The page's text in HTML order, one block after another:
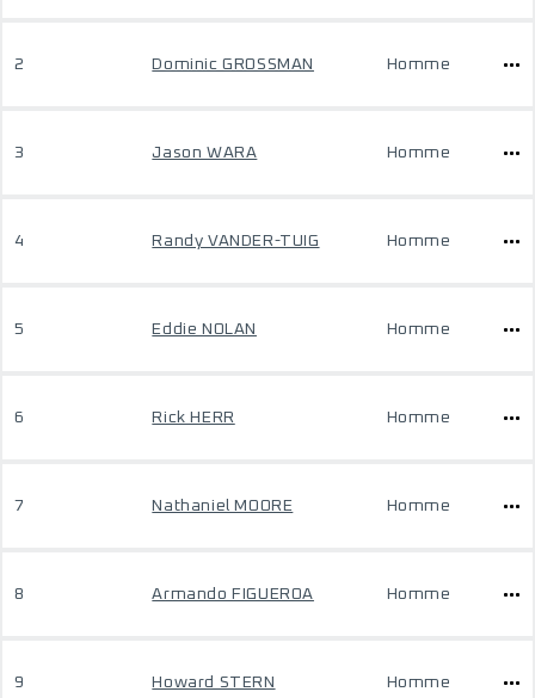
2 Dominic GROSSMAN Homme
3 Jason WARA Homme
4 Randy VANDER-TUIG Homme
5 Eddie NOLAN Homme
6 Rick HERR Homme
7 Nathaniel MOORE Homme
8 Armando FIGUEROA Homme
9 Howard STERN Homme